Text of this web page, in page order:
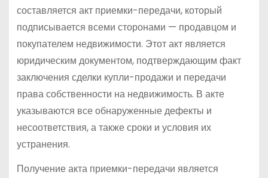
составляется акт приемки-передачи, который
подписывается всеми сторонами — продавцом и
покупателем недвижимости. Этот акт является
юридическим документом, подтверждающим факт
заключения сделки купли-продажи и передачи
права собственности на недвижимость. В акте
указываются все обнаруженные дефекты и
несоответствия, а также сроки и условия их
устранения.
Получение акта приемки-передачи является